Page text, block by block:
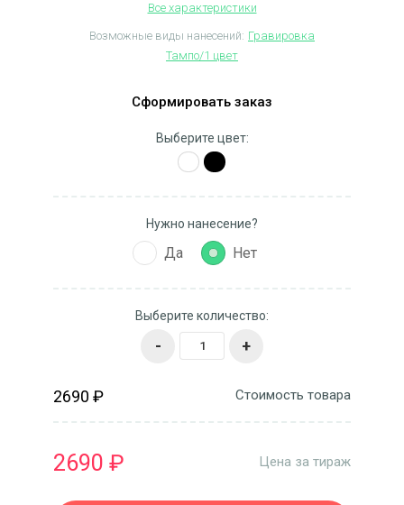
Все характеристики
Возможные виды нанесений: Гравировка
Тампо/1 цвет
Сформировать заказ
Выберите цвет:
Нужно нанесение?
Да Нет
Выберите количество:
- +
2690 ₽ Стоимость товара
2690 ₽ Цена за тираж